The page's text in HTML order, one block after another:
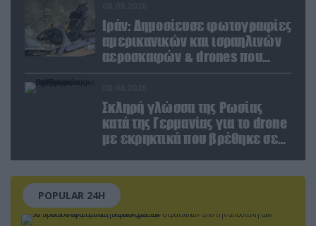
Ιράν: Δημοσίευσε φωτογραφίες
αμερικανικών και ισραηλινών
αεροσκαφών & drones που
καταρρίφθηκαν
Σκληρή γλώσσα της Ρωσίας
κατά της Γερμανίας για το drone
με εκρηκτικά που βρέθηκε σε
POPULAR 24H